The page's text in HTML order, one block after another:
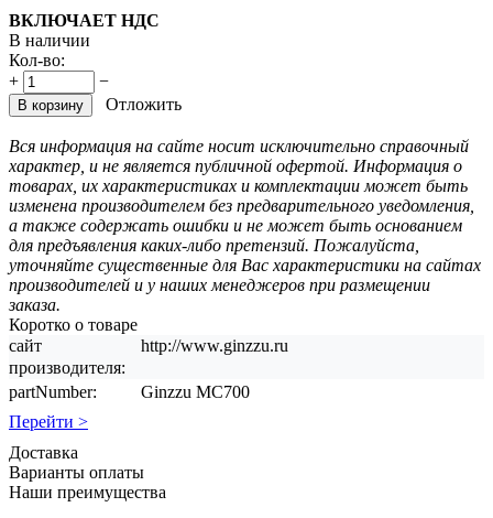
ВКЛЮЧАЕТ НДС
В наличии
Кол-во:
+
−
В корзину Отложить
Вся информация на сайте носит исключительно справочный
характер, и не является публичной офертой. Информация о
товарах, их характеристиках и комплектации может быть
изменена производителем без предварительного уведомления,
а также содержать ошибки и не может быть основанием
для предъявления каких-либо претензий. Пожалуйста,
уточняйте существенные для Вас характеристики на сайтах
производителей и у наших менеджеров при размещении
заказа.
Коротко о товаре
сайт
производителя:
http://www.ginzzu.ru
partNumber:
Ginzzu MC700
Перейти >
Доставка
Варианты оплаты
Наши преимущества